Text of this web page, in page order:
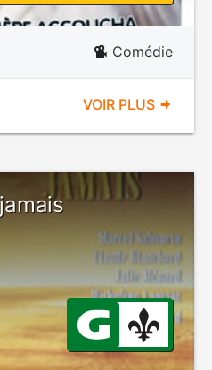
Comédie
VOIR PLUS